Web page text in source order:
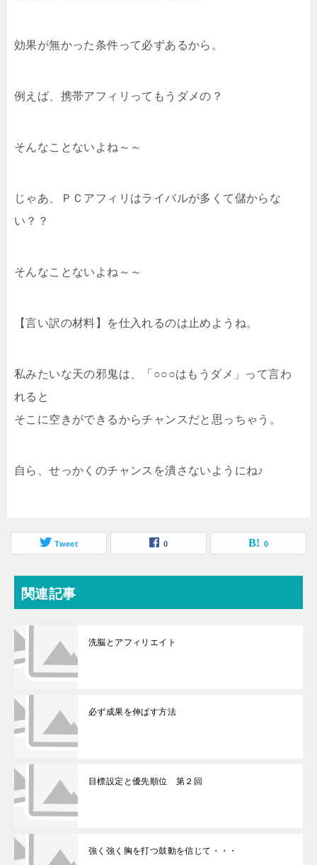
効果が無かった条件って必ずあるから。
例えば、携帯アフィリってもうダメの？
そんなことないよね～～
じゃあ、ＰＣアフィリはライバルが多くて儲からな
い？？
そんなことないよね～～
【言い訳の材料】を仕入れるのは止めようね。
私みたいな天の邪鬼は、「○○○はもうダメ」って言わ
れると
そこに空きができるからチャンスだと思っちゃう。
自ら、せっかくのチャンスを潰さないようにね♪
Tweet 0 0
関連記事
洗脳とアフィリエイト
必ず成果を伸ばす方法
目標設定と優先順位 第２回
強く強く胸を打つ鼓動を信じて・・・